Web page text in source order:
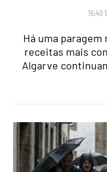
16:40
Há uma paragem
receitas mais
Algarve